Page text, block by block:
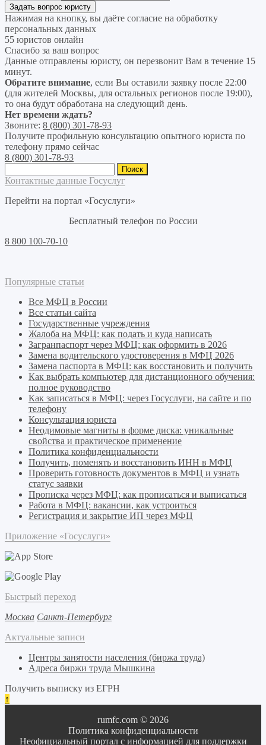
Нажимая на кнопку, вы даёте согласие на обработку
персональных данных
55 юристов онлайн
Спасибо за ваш вопрос
Данные отправлены юристу, он перезвонит Вам в течение 15
минут.
Обратите внимание, если Вы оставили заявку после 22:00
(для жителей Москвы, для остальных регионов после 19:00),
то она будут обработана на следующий день.
Нет времени ждать?
Звоните: 8 (800) 301-78-93
Получите профильную консультацию опытного юриста по
телефону прямо сейчас
8 (800) 301-78-93
Контактные данные Госуслуг
Перейти на портал «Госуслуги»
Бесплатный телефон по России
8 800 100-70-10
Популярные статьи
Все МФЦ в России
Все статьи сайта
Государственные учреждения
Жалоба на МФЦ: как подать и куда написать
Загранпаспорт через МФЦ: как оформить в 2026
Замена водительского удостоверения в МФЦ 2026
Замена паспорта в МФЦ: как восстановить и получить
Как выбрать компьютер для дистанционного обучения:
полное руководство
Как записаться в МФЦ: через Госуслуги, на сайте и по
телефону
Консультация юриста
Неодимовые магниты в форме диска: уникальные
свойства и практическое применение
Политика конфиденциальности
Получить, поменять и восстановить ИНН в МФЦ
Проверить готовность документов в МФЦ и узнать
статус заявки
Прописка через МФЦ: как прописаться и выписаться
Работа в МФЦ: вакансии, как устроиться
Регистрация и закрытие ИП через МФЦ
Приложение «Госуслуги»
Быстрый переход
Москва Санкт-Петербург
Актуальные записи
Центры занятости населения (биржа труда)
Адреса биржи труда Мышкина
Получить выписку из ЕГРН
↑
rumfc.com © 2026
Политика конфиденциальности
Неофициальный портал с информацией для поддержки